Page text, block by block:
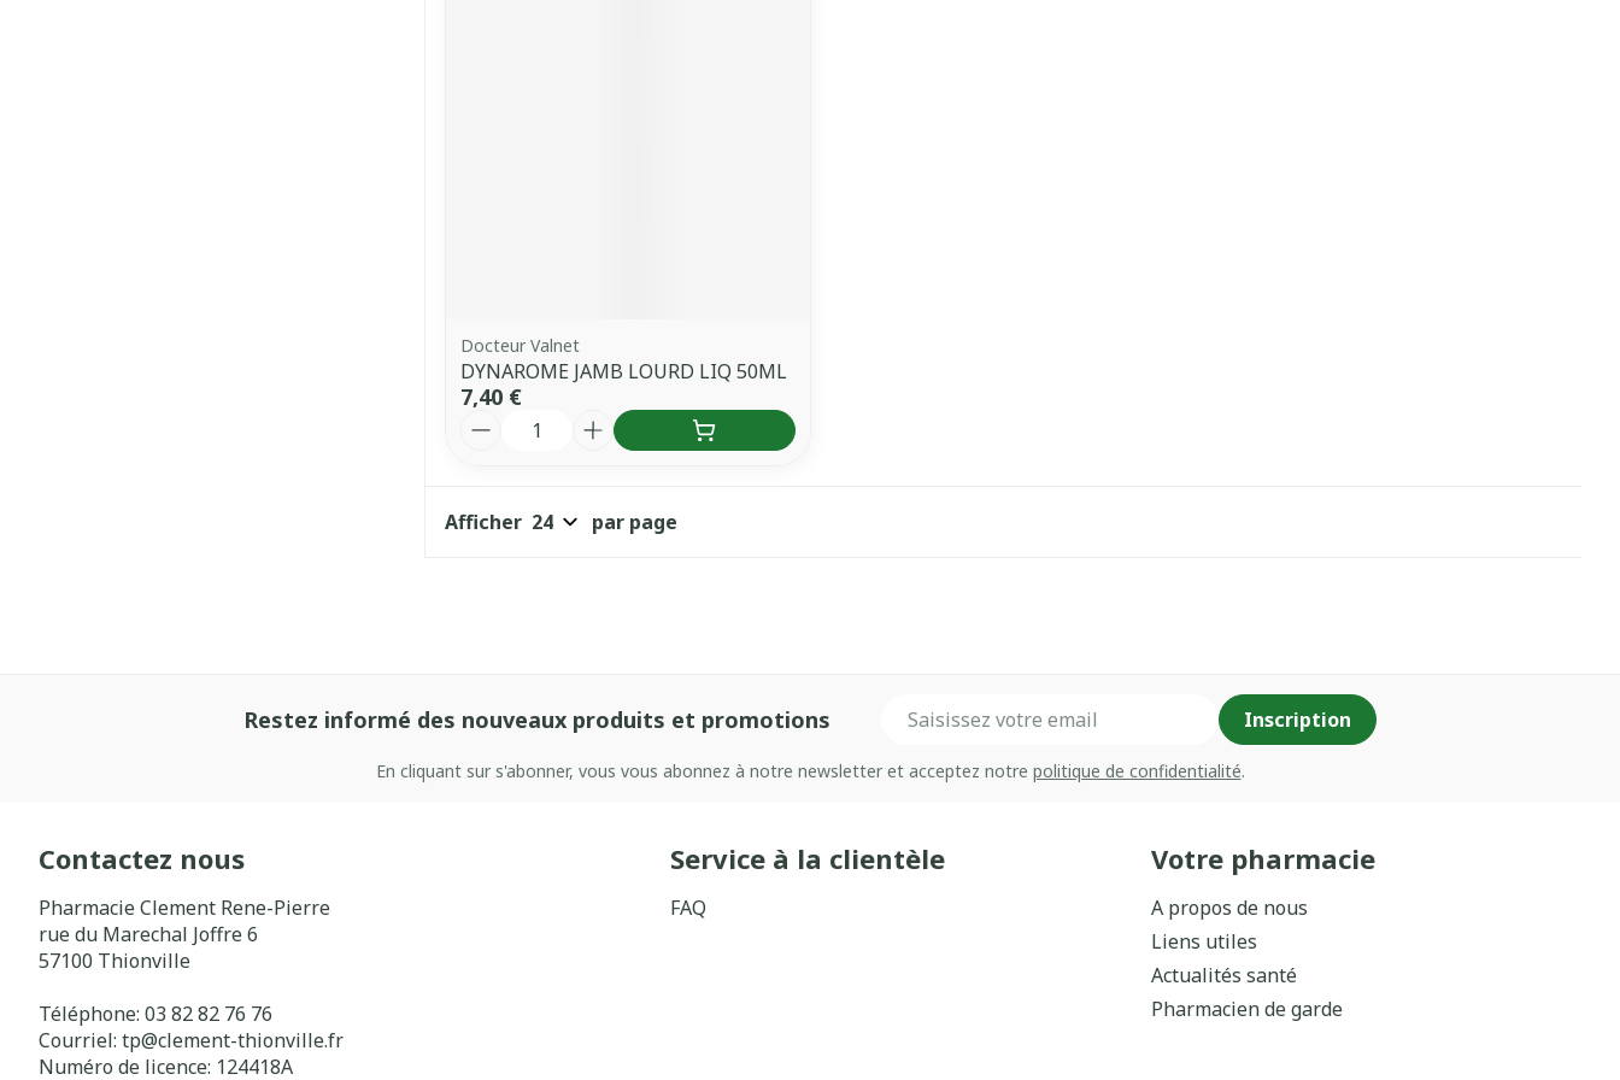
Docteur Valnet
DYNAROME JAMB LOURD LIQ 50ML
7,40 €
Quantité
Afficher par page
Restez informé des nouveaux produits et promotions Inscription
En cliquant sur s'abonner, vous vous abonnez à notre newsletter et acceptez notre politique de confidentialité.
Contactez nous
Pharmacie Clement Rene-Pierre
rue du Marechal Joffre 6
57100 Thionville
Téléphone: 03 82 82 76 76
Courriel: tp@clement-thionville.fr
Numéro de licence: 124418A
Service à la clientèle
FAQ
Votre pharmacie
A propos de nous
Liens utiles
Actualités santé
Pharmacien de garde